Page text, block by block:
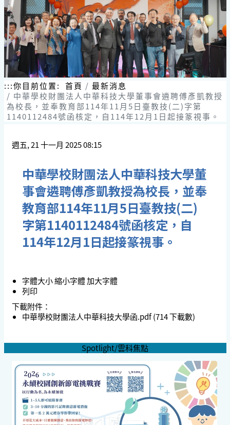
跳
到
主
要
內
容
區
塊
:::你目前位置: 首頁
最新消息
中華學校財團法人中華科技大學董事會遴聘傅彥凱教授
為校長，並奉教育部114年11月5日臺教技(二)字第
1140112484號函核定，自114年12月1日起接篆視事。
週五, 21 十一月 2025 08:15
中華學校財團法人中華科技大學董
事會遴聘傅彥凱教授為校長，並奉
教育部114年11月5日臺教技(二)
字第1140112484號函核定，自
114年12月1日起接篆視事。
字體大小縮小字體加大字體
列印
下載附件：
中華學校財團法人中華科技大學函.pdf (714 下載數)
Spotlight/雲科焦點